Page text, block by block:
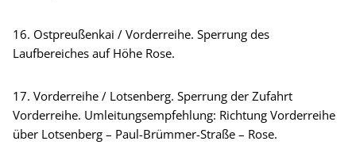
16. Ostpreußenkai / Vorderreihe. Sperrung des
Laufbereiches auf Höhe Rose.
17. Vorderreihe / Lotsenberg. Sperrung der Zufahrt
Vorderreihe. Umleitungsempfehlung: Richtung Vorderreihe
über Lotsenberg – Paul-Brümmer-Straße – Rose.